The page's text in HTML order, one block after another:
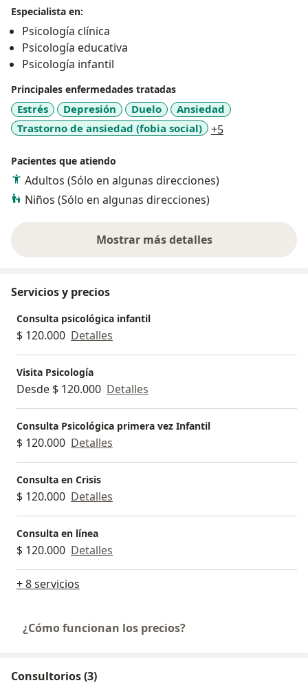
Especialista en:
Psicología clínica
Psicología educativa
Psicología infantil
Principales enfermedades tratadas
Estrés Depresión Duelo
Ansiedad
Trastorno de ansiedad (fobia social)
+5
Pacientes que atiendo
Adultos (Sólo en algunas direcciones)
Niños (Sólo en algunas direcciones)
Mostrar más detalles
sobre la experiencia
Servicios y precios
Consulta psicológica infantil
$ 120.000 Detalles
Visita Psicología
Desde $ 120.000 Detalles
Consulta Psicológica primera vez Infantil
$ 120.000 Detalles
Consulta en Crisis
$ 120.000 Detalles
Consulta en línea
$ 120.000 Detalles
+ 8 servicios
¿Cómo funcionan los precios?
Consultorios (3)